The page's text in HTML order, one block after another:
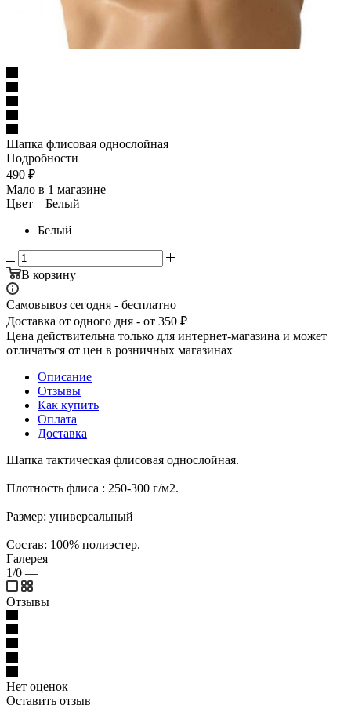
Шапка флисовая однослойная
Подробности
490 ₽
Мало в 1 магазине
Цвет—Белый
Белый
В корзину
Самовывоз сегодня - бесплатно
Доставка от одного дня - от 350 ₽
Цена действительна только для интернет-магазина и может
отличаться от цен в розничных магазинах
Описание
Отзывы
Как купить
Оплата
Доставка
Шапка тактическая флисовая однослойная.
Плотность флиса : 250-300 г/м2.
Размер: универсальный
Состав: 100% полиэстер.
Галерея
1/0 —
Отзывы
Нет оценок
Оставить отзыв